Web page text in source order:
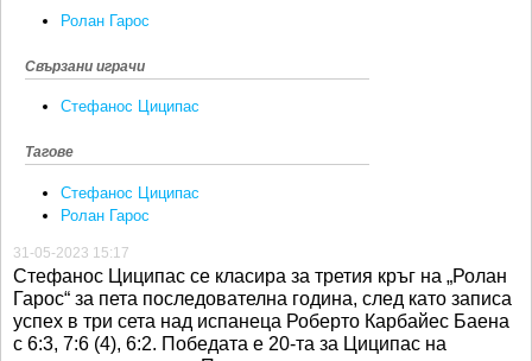
Ролан Гарос
Свързани играчи
Стефанос Циципас
Тагове
Стефанос Циципас
Ролан Гарос
31-05-2023 15:17
Стефанос Циципас се класира за третия кръг на „Ролан
Гарос“ за пета последователна година, след като записа
успех в три сета над испанеца Роберто Карбайес Баена
с 6:3, 7:6 (4), 6:2. Победата е 20-та за Циципас на